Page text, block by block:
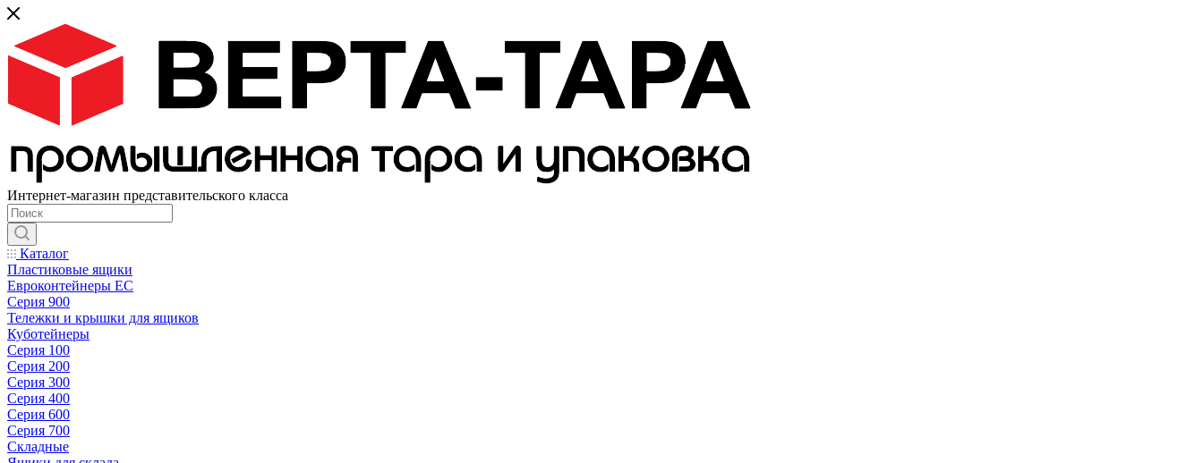
Интернет-магазин представительского класса
Каталог
Пластиковые ящики
Евроконтейнеры ЕС
Серия 900
Тележки и крышки для ящиков
Куботейнеры
Серия 100
Серия 200
Серия 300
Серия 400
Серия 600
Серия 700
Складные